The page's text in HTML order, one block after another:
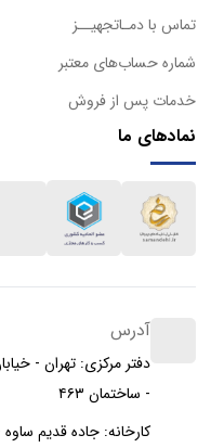
تماس با دمـاتجهیــز
شماره حساب‌های معتبر
خدمات پس از فروش
نمادهای ما
آدرس
دفتر مرکزی: تهران -
- ساختمان ۴۶۳
کارخانه: جاده قدیم